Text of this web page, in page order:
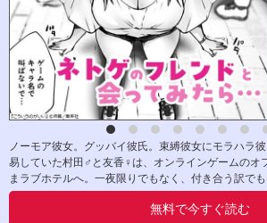
ノーモア彼女。グッバイ彼氏。束縛彼女にモラハラ
易していた村田♂と友香♀は、オンラインゲームのオ
まラブホテルへ。一夜限りでもなく、付き合う訳で
無料で今すぐ読む